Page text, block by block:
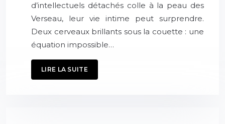
d’intellectuels détachés colle à la peau des
Verseau, leur vie intime peut surprendre.
Deux cerveaux brillants sous la couette : une
équation impossible…
LIRE LA SUITE